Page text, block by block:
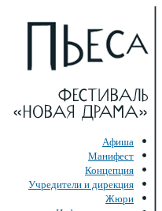
Афиша
Манифест
Концепция
Учредители и дирекция
Жюри